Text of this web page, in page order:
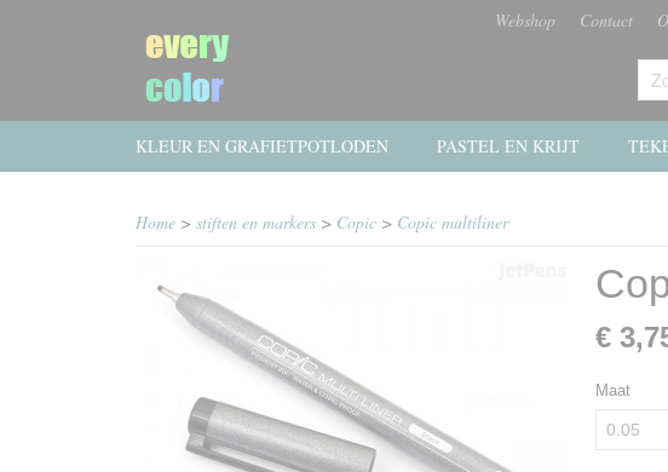
Webshop Contact
KLEUR EN GRAFIETPOTLODEN PASTEL EN KRIJT
Home > stiften en markers > Copic > Copic multiliner
€
Maat